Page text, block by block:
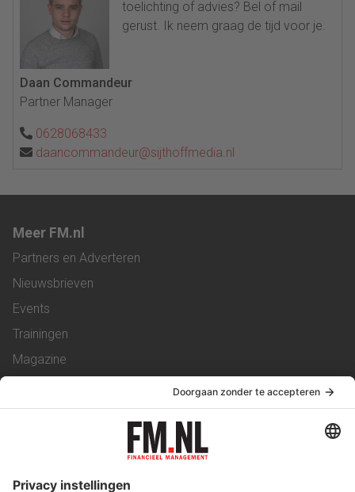
toelichting of advies? Bel of mail
gerust. Ik neem graag de tijd voor je.
Daan Commandeur
Partner Manager
0628068433
daancommandeur@sijthoffmedia.nl
Meer FM.nl
Partners en Adverteren
Nieuwsbrieven
Events
Trainingen
Magazine
Service & Contact
Werken bij ons